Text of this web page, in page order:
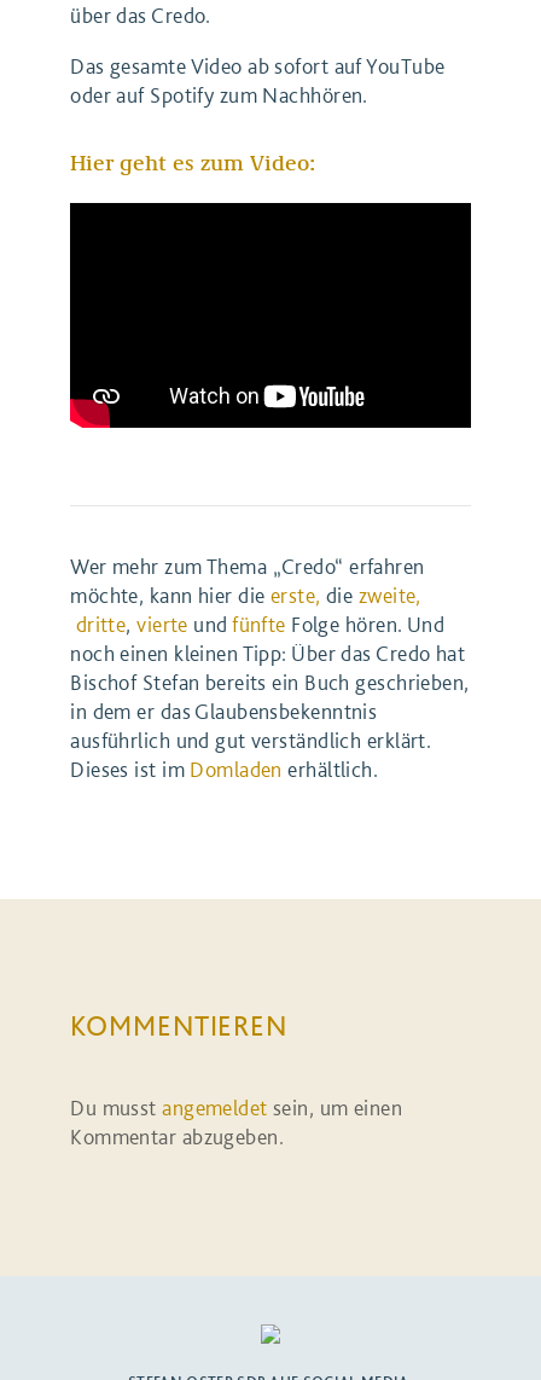
über das Credo.
Das gesamte Video ab sofort auf YouTube
oder auf Spotify zum Nachhören.
Hier geht es zum Video:
Wer mehr zum Thema „Credo“ erfahren
möchte, kann hier die erste,die zweite,
dritte,vierte undfünfte Folge hören. Und
noch einen kleinen Tipp: Über das Credo hat
Bischof Stefan bereits ein Buch geschrieben,
in dem er das Glaubensbekenntnis
ausführlich und gut verständlich erklärt.
Dieses ist im Domladen erhältlich.
KOMMENTIEREN
Du musstangemeldet sein, um einen
Kommentar abzugeben.